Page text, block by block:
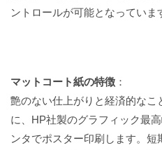
ントロールが可能となっていま
マットコート紙の特徴 ：
艶のない仕上がりと経済的なこ
に、HP社製のグラフィック最
ンタでポスター印刷します。